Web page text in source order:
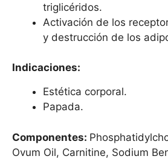
triglicéridos.
Activación de los
y destrucción de los
Indicaciones:
Estética corporal.
Papada.
Componentes:
Ovum Oil, Carnitine, Sodium